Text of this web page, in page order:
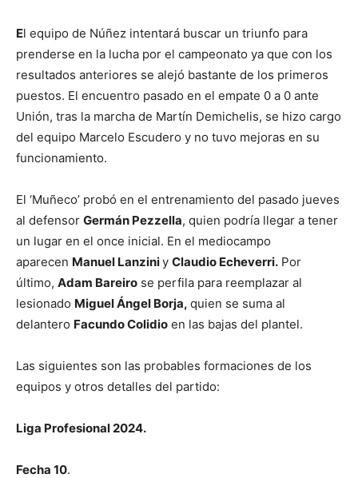
El equipo de Núñez intentará buscar un triunfo para
prenderse en la lucha por el campeonato ya que con los
resultados anteriores se alejó bastante de los primeros
puestos. El encuentro pasado en el empate 0 a 0 ante
Unión, tras la marcha de Martín Demichelis, se hizo cargo
del equipo Marcelo Escudero y no tuvo mejoras en su
funcionamiento.
El ‘Muñeco’ probó en el entrenamiento del pasado jueves
al defensor Germán Pezzella, quien podría llegar a tener
un lugar en el once inicial. En el mediocampo
aparecen Manuel Lanziniy Claudio Echeverri. Por
último, Adam Bareiro se perfila para reemplazar al
lesionado Miguel Ángel Borja, quien se suma al
delantero Facundo Colidio en las bajas del plantel.
Las siguientes son las probables formaciones de los
equipos y otros detalles del partido:
Liga Profesional 2024.
Fecha 10.